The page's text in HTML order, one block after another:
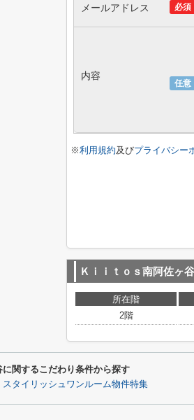
必須
メールアドレス
任意
内容
※利用規約及びプライバシー
Ｋｉｉｔｏｓ南阿佐ヶ谷
所在階
2階
に関するこだわり条件から探す
スタイリッシュワンルーム物件特集